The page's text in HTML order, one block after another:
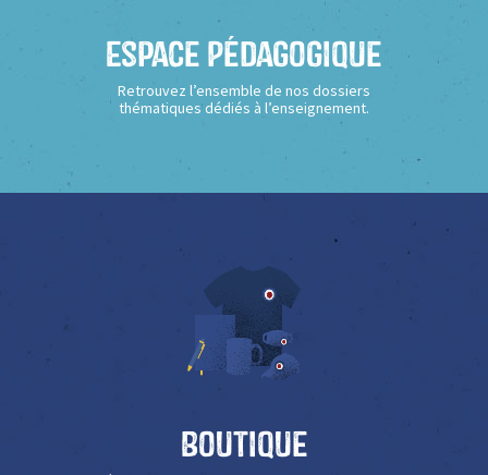
Espace Pédagogique
Retrouvez l’ensemble de nos dossiers
thématiques dédiés à l’enseignement.
Boutique